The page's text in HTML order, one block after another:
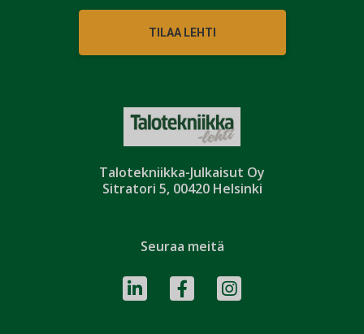
Talotekniikka-Julkaisut Oy
Sitratori 5, 00420 Helsinki
TILAA LEHTI
Seuraa meitä